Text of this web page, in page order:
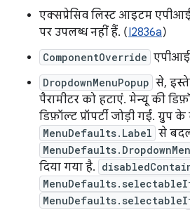
एक्सप्रेसिव लिस्ट आइटम
पर उपलब्ध नहीं हैं. (I2836a)
ComponentOverride एपीआई
DropdownMenuPopup से,
पैरामीटर को हटाएं. मेन्यू की
डिफ़ॉल्ट प्रॉपर्टी जोड़ी गईं.
MenuDefaults.Label से
दिया गया है.